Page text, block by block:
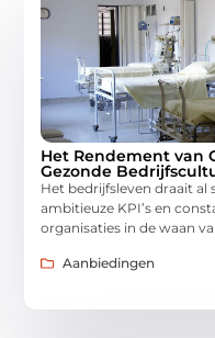
Het Rendement van
Gezonde
Het bedrijfsleven draait al
ambitieuze KPI’s en
organisaties in de waan
Aanbiedingen